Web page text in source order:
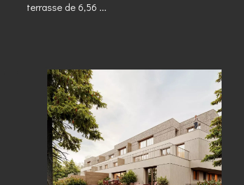
terrasse de 6,56 ...